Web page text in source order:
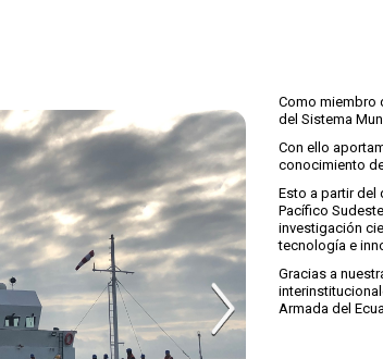
Como miembro
del Sistema
Con ello
conocimiento
Esto a partir del
Pacífico
investigación
tecnología e
Gracias a
Armada del